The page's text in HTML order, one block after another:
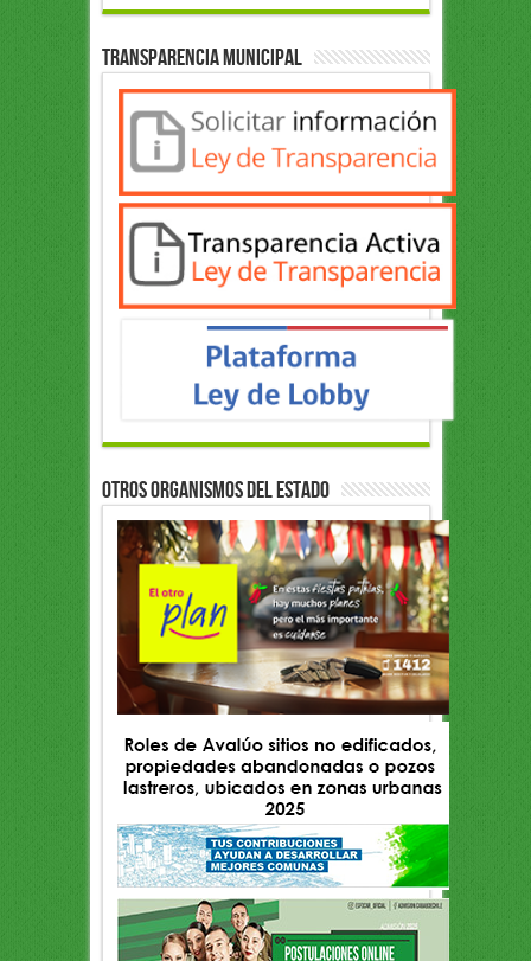
Transparencia Municipal
OTROS ORGANISMOS DEL ESTADO